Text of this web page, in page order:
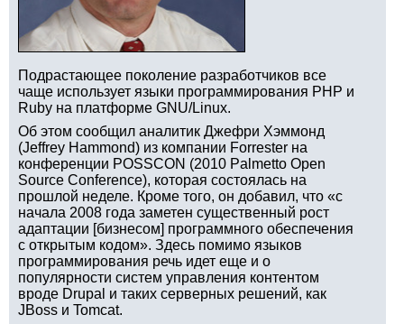
Подрастающее поколение разработчиков все
чаще использует языки программирования PHP и
Ruby на платформе GNU/Linux.
Об этом сообщил аналитик Джефри Хэммонд
(Jeffrey Hammond) из компании Forrester на
конференции POSSCON (2010 Palmetto Open
Source Conference), которая состоялась на
прошлой неделе. Кроме того, он добавил, что «с
начала 2008 года заметен существенный рост
адаптации [бизнесом] программного обеспечения
с открытым кодом». Здесь помимо языков
программирования речь идет еще и о
популярности систем управления контентом
вроде Drupal и таких серверных решений, как
JBoss и Tomcat.